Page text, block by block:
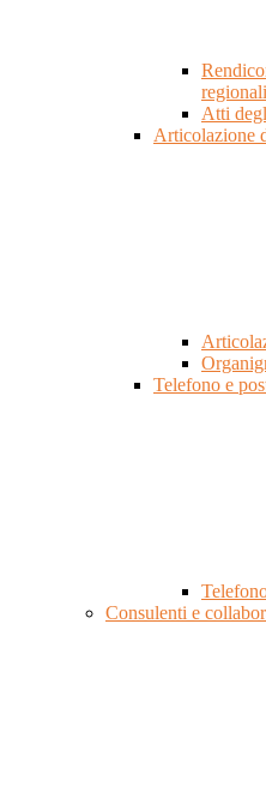
Atti
Articolazione
Telefono e
Consulenti e